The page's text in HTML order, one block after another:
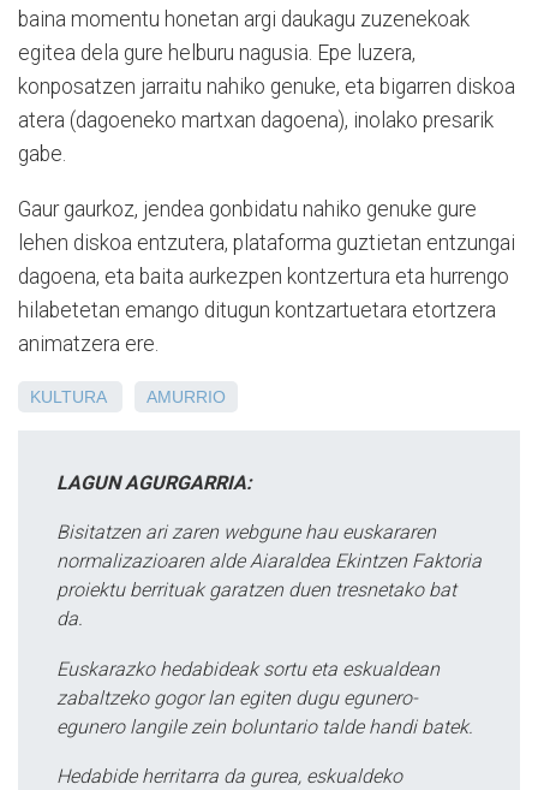
baina momentu honetan argi daukagu zuzenekoak
egitea dela gure helburu nagusia. Epe luzera,
konposatzen jarraitu nahiko genuke, eta bigarren diskoa
atera (dagoeneko martxan dagoena), inolako presarik
gabe.
Gaur gaurkoz, jendea gonbidatu nahiko genuke gure
lehen diskoa entzutera, plataforma guztietan entzungai
dagoena, eta baita aurkezpen kontzertura eta hurrengo
hilabetetan emango ditugun kontzartuetara etortzera
animatzera ere.
KULTURA AMURRIO
LAGUN AGURGARRIA:
Bisitatzen ari zaren webgune hau euskararen
normalizazioaren alde Aiaraldea Ekintzen Faktoria
proiektu berrituak garatzen duen tresnetako bat
da.
Euskarazko hedabideak sortu eta eskualdean
zabaltzeko gogor lan egiten dugu egunero-
egunero langile zein boluntario talde handi batek.
Hedabide herritarra da gurea, eskualdeko